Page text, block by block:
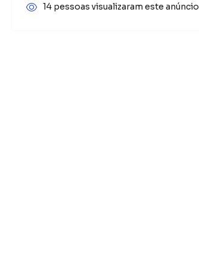
14 pessoas visualizaram este anúncio